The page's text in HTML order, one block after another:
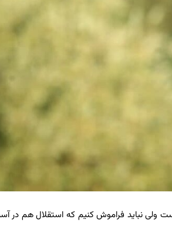
ولی نباید فراموش کنیم که استقلال هم در